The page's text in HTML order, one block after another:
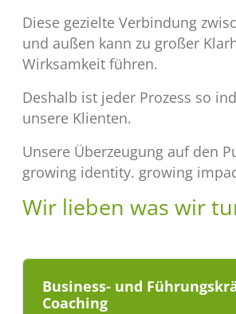
Diese gezielte Verbindung
und außen kann zu großer
Wirksamkeit führen.
Deshalb ist jeder Prozess so
unsere Klienten.
Unsere Überzeugung auf den
growing identity. growing
Wir lieben was wir
Business- und
Coaching